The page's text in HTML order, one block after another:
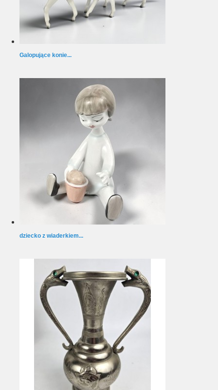
Galopujące konie...
dziecko z wiaderkiem...